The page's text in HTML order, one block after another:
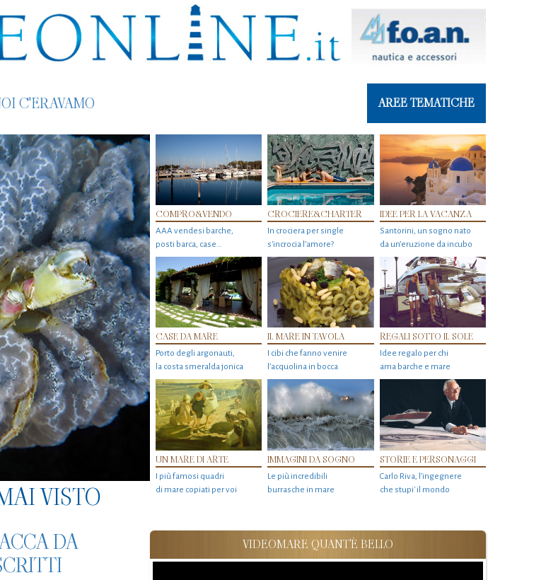
C'ERAVAMO AREE TEMATICHE
VISTO
COMPRO&VENDO
AAA vendesi barche,
posti barca, case…
CROCIERE&CHARTER
In crociera per single
s'incrocia l’amore?
IDEE PER LA VACANZA
Santorini, un sogno nato
da un’eruzione da incubo
CASE DA MARE
Porto degli argonauti,
la costa smeralda jonica
IL MARE IN TAVOLA
I cibi che fanno venire
l’acquolina in bocca
REGALI SOTTO IL SOLE
Idee regalo per chi
ama barche e mare
UN MARE DI ARTE
I più famosi quadri
di mare copiati per voi
IMMAGINI DA SOGNO
Le più incredibili
burrasche in mare
STORIE E PERSONAGGI
Carlo Riva, l’ingegnere
che stupi' il mondo
DA
VIDEOMARE QUANT'È BELLO